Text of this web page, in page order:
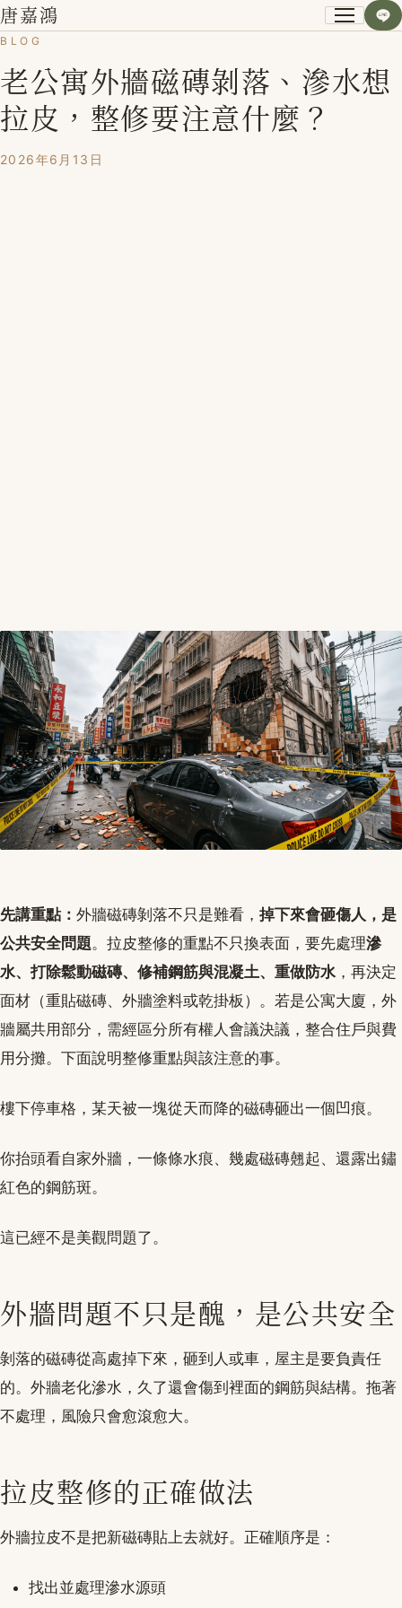
唐嘉鴻
關於我
小資空間改造術
BLOG
老公寓外牆磁磚剝落、滲水想
拉皮，整修要注意什麼？
2026年6月13日
先講重點： 外牆磁磚剝落不只是難看， 掉下來會砸傷人，是
公共安全問題。拉皮整修的重點不只換表面，要先處理滲
水、打除鬆動磁磚、修補鋼筋與混凝土、重做防水 ，再決定
面材（重貼磁磚、外牆塗料或乾掛板）。若是公寓大廈，外
牆屬共用部分，需經區分所有權人會議決議，整合住戶與費
用分攤。下面說明整修重點與該注意的事。
樓下停車格，某天被一塊從天而降的磁磚砸出一個凹痕。
你抬頭看自家外牆，一條條水痕、幾處磁磚翹起、還露出鏽
紅色的鋼筋斑。
這已經不是美觀問題了。
外牆問題不只是醜，是公共安全
剝落的磁磚從高處掉下來，砸到人或車，屋主是要負責任
的。外牆老化滲水，久了還會傷到裡面的鋼筋與結構。拖著
不處理，風險只會愈滾愈大。
拉皮整修的正確做法
外牆拉皮不是把新磁磚貼上去就好。正確順序是：
找出並處理滲水源頭